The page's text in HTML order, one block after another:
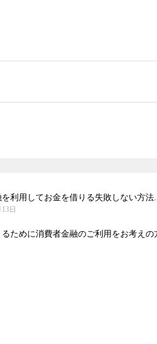
利用してお金を借りる失敗しない方法
日
ために消費者金融のご利用をお考え